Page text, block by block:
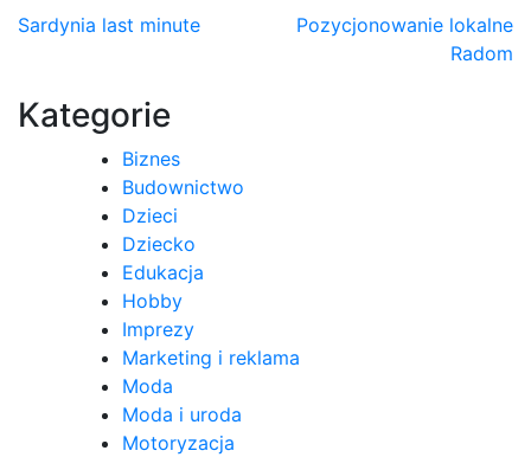
Nawigacja
Sardynia last minute
Pozycjonowanie lokalne
Radom
Kategorie
Biznes
Budownictwo
Dzieci
Dziecko
Edukacja
Hobby
Imprezy
Marketing i reklama
Moda
Moda i uroda
Motoryzacja